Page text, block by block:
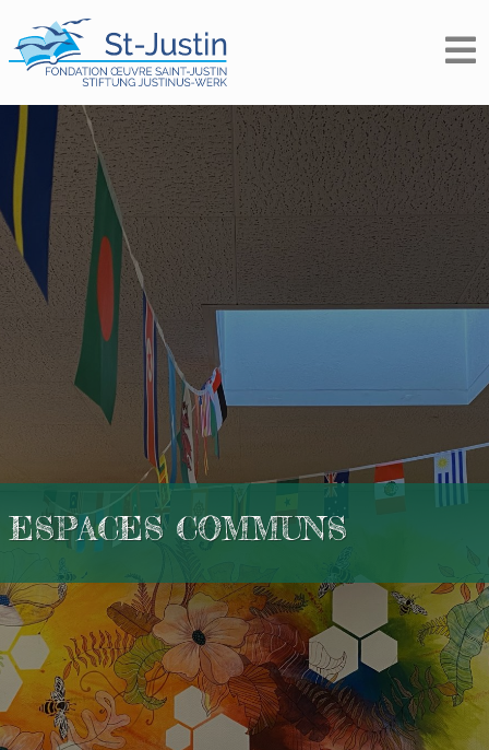
ESPACES COMMUNS